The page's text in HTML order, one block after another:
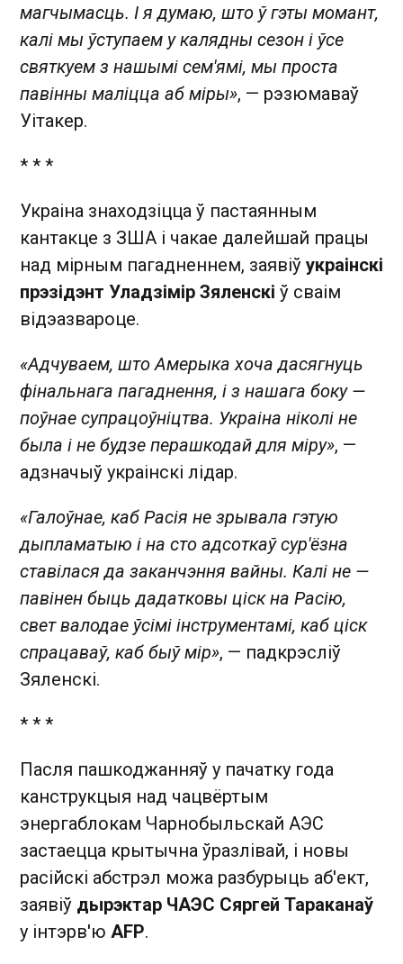
магчымасць. І я думаю, што ў гэты момант,
калі мы ўступаем у калядны сезон і ўсе
святкуем з нашымі сем'ямі, мы проста
павінны маліцца аб міры», — рэзюмаваў
Уітакер.
* * *
Украіна знаходзіцца ў пастаянным
кантакце з ЗША і чакае далейшай працы
над мірным пагадненнем, заявіў украінскі
прэзідэнт Уладзімір Зяленскі ў сваім
відэазвароце.
«Адчуваем, што Амерыка хоча дасягнуць
фінальнага пагаднення, і з нашага боку —
поўнае супрацоўніцтва. Украіна ніколі не
была і не будзе перашкодай для міру», —
адзначыў украінскі лідар.
«Галоўнае, каб Расія не зрывала гэтую
дыпламатыю і на сто адсоткаў сур'ёзна
ставілася да заканчэння вайны. Калі не —
павінен быць дадатковы ціск на Расію,
свет валодае ўсімі інструментамі, каб ціск
спрацаваў, каб быў мір», — падкрэсліў
Зяленскі.
* * *
Пасля пашкоджанняў у пачатку года
канструкцыя над чацвёртым
энергаблокам Чарнобыльскай АЭС
застаецца крытычна ўразлівай, і новы
расійскі абстрэл можа разбурыць аб'ект,
заявіў дырэктар ЧАЭС Сяргей Тараканаў
у інтэрв'ю AFP.